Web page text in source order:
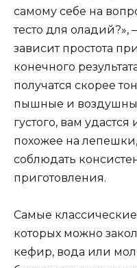
самому себе на
тесто для оладий?»,
зависит простота
конечного
получатся скорее
пышные и
густого, вам
похожее на
соблюдать
приготовления.
Самые
которых можно
кефир, вода или